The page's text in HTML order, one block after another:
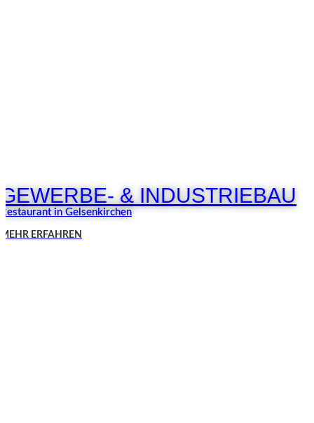
GEWERBE- & INDUSTRIEBAU
Restaurant in Gelsenkirchen
MEHR ERFAHREN